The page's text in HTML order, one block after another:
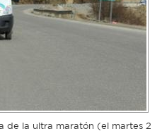
de la ultra maratón (el martes 2